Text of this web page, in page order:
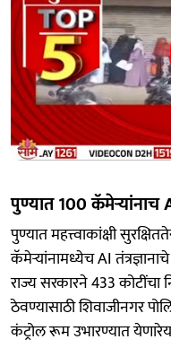
पुण्यात 100 कॅमेऱ्यांनाच
पुण्यात महत्त्वाकांक्षी
कॅमेऱ्यांनामध्येच AI
राज्य सरकारने 433 कोटींचा
ठेवण्यासाठी शिवाजीनगर
कंट्रोल रूम उभारण्यात